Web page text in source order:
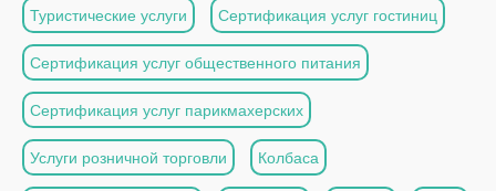
Туристические услуги Сертификация услуг гостиниц
Сертификация услуг общественного питания
Сертификация услуг парикмахерских
Услуги розничной торговли Колбаса